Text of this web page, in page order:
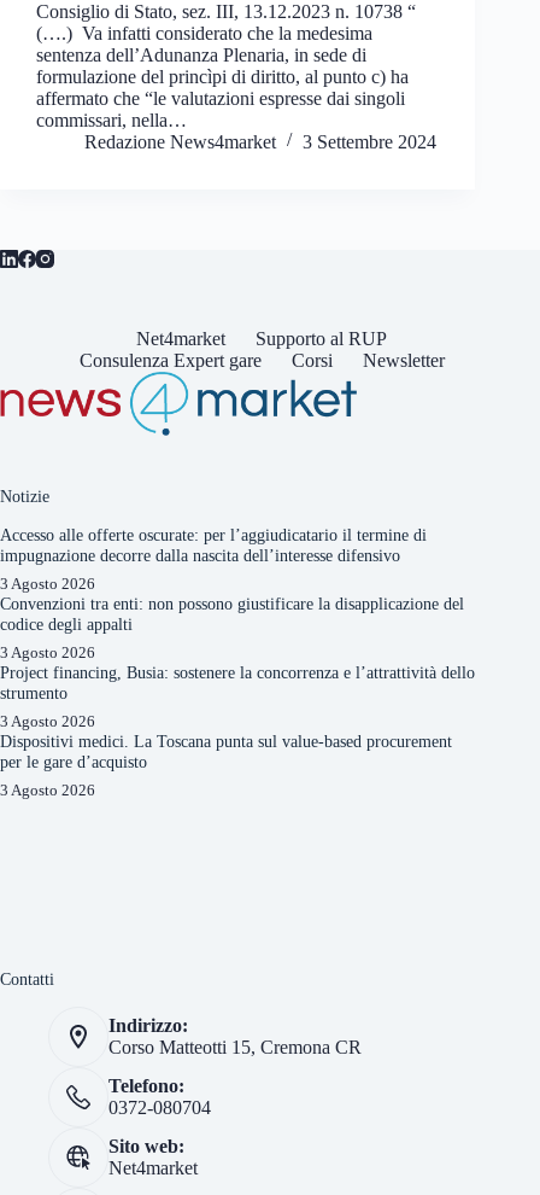
Consiglio di Stato, sez. III, 13.12.2023 n. 10738 “
(….) Va infatti considerato che la medesima
sentenza dell’Adunanza Plenaria, in sede di
formulazione del princìpi di diritto, al punto c) ha
affermato che “le valutazioni espresse dai singoli
commissari, nella…
Redazione News4market
3 Settembre 2024
Net4market
Supporto al RUP
Consulenza Expert gare
Corsi Newsletter
Notizie
Accesso alle offerte oscurate: per l’aggiudicatario il termine di
impugnazione decorre dalla nascita dell’interesse difensivo
3 Agosto 2026
Convenzioni tra enti: non possono giustificare la disapplicazione del
codice degli appalti
3 Agosto 2026
Project financing, Busia: sostenere la concorrenza e l’attrattività dello
strumento
3 Agosto 2026
Dispositivi medici. La Toscana punta sul value-based procurement
per le gare d’acquisto
3 Agosto 2026
Contatti
Indirizzo:
Corso Matteotti 15, Cremona CR
Telefono:
0372-080704
Sito web:
Net4market